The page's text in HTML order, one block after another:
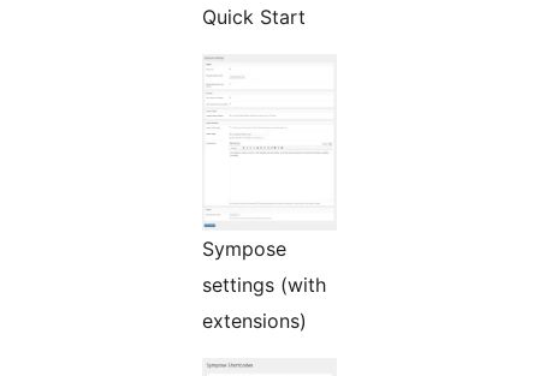
Quick Start
Sympose
settings (with
extensions)